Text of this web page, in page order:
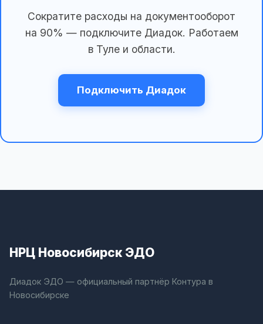
Сократите расходы на документооборот
на 90% — подключите Диадок. Работаем
в Туле и области.
Подключить Диадок
НРЦ Новосибирск ЭДО
Диадок ЭДО — официальный партнёр Контура в
Новосибирске